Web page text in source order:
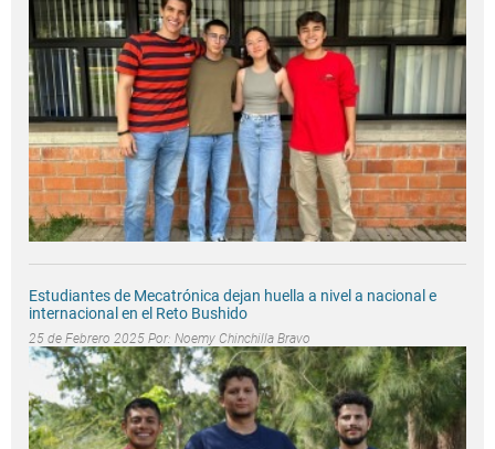
Estudiantes de Mecatrónica dejan huella a nivel a nacional e
internacional en el Reto Bushido
25 de Febrero 2025 Por: Noemy Chinchilla Bravo